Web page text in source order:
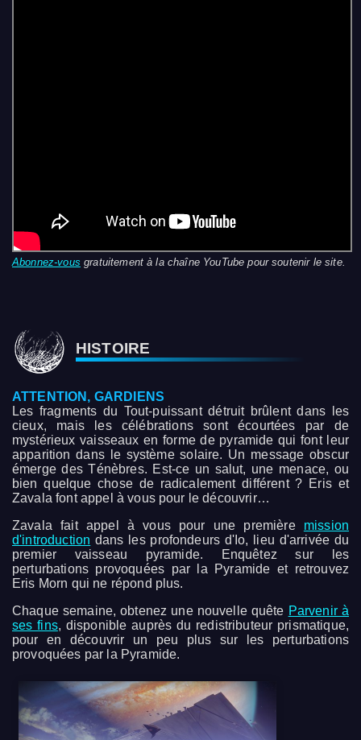
Abonnez-vous gratuitement à la chaîne YouTube pour soutenir le site.
HISTOIRE
ATTENTION, GARDIENS
Les fragments du Tout-puissant détruit brûlent dans les
cieux, mais les célébrations sont écourtées par de
mystérieux vaisseaux en forme de pyramide qui font leur
apparition dans le système solaire. Un message obscur
émerge des Ténèbres. Est-ce un salut, une menace, ou
bien quelque chose de radicalement différent ? Eris et
Zavala font appel à vous pour le découvrir…
Zavala fait appel à vous pour une première mission
d'introduction dans les profondeurs d'Io, lieu d'arrivée du
premier vaisseau pyramide. Enquêtez sur les
perturbations provoquées par la Pyramide et retrouvez
Eris Morn qui ne répond plus.
Chaque semaine, obtenez une nouvelle quête Parvenir à
ses fins, disponible auprès du redistributeur prismatique,
pour en découvrir un peu plus sur les perturbations
provoquées par la Pyramide.